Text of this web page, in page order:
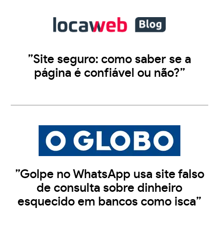
”Site seguro: como saber se a
página é confiável ou não?”
”Golpe no WhatsApp usa site falso
de consulta sobre dinheiro
esquecido em bancos como isca”